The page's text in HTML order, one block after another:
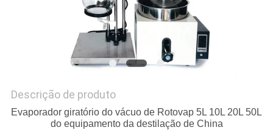
Descrição de produto
Evaporador giratório do vácuo de Rotovap 5L 10L 20L 50L
do equipamento da destilação de China